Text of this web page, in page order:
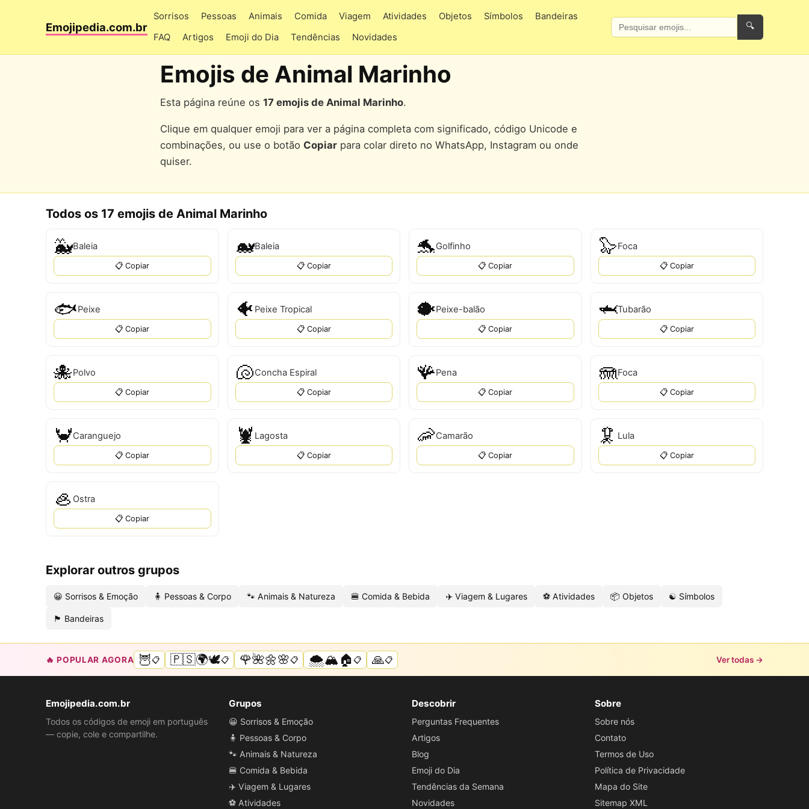
Emojipedia.com.br
Sorrisos Pessoas Animais Comida Viagem Atividades Objetos Símbolos
Bandeiras
FAQ
Artigos Emoji do Dia Tendências Novidades
🔍
Emojis de Animal Marinho
Esta página reúne os 17 emojis de Animal Marinho.
Clique em qualquer emoji para ver a página completa com significado, código Unicode e
combinações, ou use o botão Copiar para colar direto no WhatsApp, Instagram ou onde
quiser.
Todos os 17 emojis de Animal Marinho
🐳Baleia
📋 Copiar
🐋Baleia
📋 Copiar
🐬Golfinho
📋 Copiar
🦭Foca
📋 Copiar
🐟Peixe
📋 Copiar
🐠 Peixe Tropical
📋 Copiar
🐡Peixe-balão
📋 Copiar
🦈Tubarão
📋 Copiar
🐙Polvo
📋 Copiar
🐚Concha Espiral
📋 Copiar
🪸Pena
📋 Copiar
🪼Foca
📋 Copiar
🦀Caranguejo
📋 Copiar
🦞 Lagosta
📋 Copiar
🦐Camarão
📋 Copiar
🦑 Lula
📋 Copiar
🦪 Ostra
📋 Copiar
Explorar outros grupos
😀 Sorrisos & Emoção 🧍 Pessoas & Corpo 🐾 Animais & Natureza 🍔 Comida & Bebida ✈️ Viagem & Lugares ⚽ Atividades 📦 Objetos ☯️ Símbolos
🏴 Bandeiras
🔥 POPULAR AGORA 🦉📋 🇵🇸🌍🕊️📋 🌹🌺🌼🌸📋 🌨️🏔️🏠📋 🙏📋 Ver todas →
Emojipedia.com.br
Todos os códigos de emoji em português
— copie, cole e compartilhe.
Grupos
😀 Sorrisos & Emoção
🧍 Pessoas & Corpo
🐾 Animais & Natureza
🍔 Comida & Bebida
✈️ Viagem & Lugares
⚽ Atividades
Descobrir
Perguntas Frequentes
Artigos
Blog
Emoji do Dia
Tendências da Semana
Novidades
Sobre
Sobre nós
Contato
Termos de Uso
Política de Privacidade
Mapa do Site
Sitemap XML